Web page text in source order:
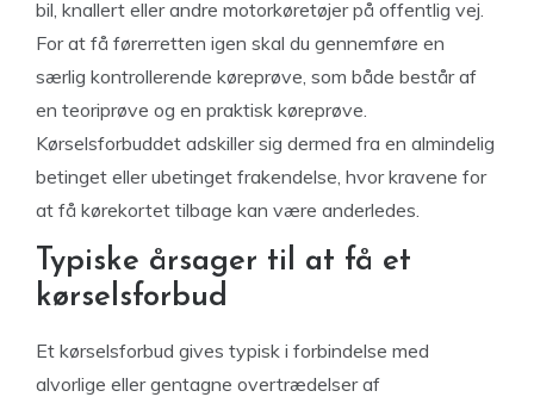
bil, knallert eller andre motorkøretøjer på offentlig vej.
For at få førerretten igen skal du gennemføre en
særlig kontrollerende køreprøve, som både består af
en teoriprøve og en praktisk køreprøve.
Kørselsforbuddet adskiller sig dermed fra en almindelig
betinget eller ubetinget frakendelse, hvor kravene for
at få kørekortet tilbage kan være anderledes.
Typiske årsager til at få et
kørselsforbud
Et kørselsforbud gives typisk i forbindelse med
alvorlige eller gentagne overtrædelser af